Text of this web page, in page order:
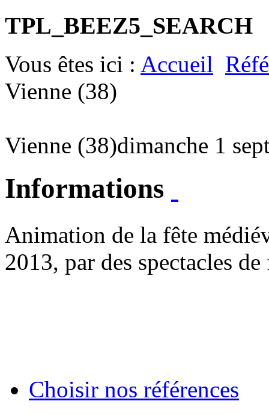
TPL_BEEZ5_SEARCH
Vous êtes ici : Accueil
Vienne (38)
Vienne (38)dimanche 1
Informations
Animation de la fête
2013, par des spectacles
Choisir nos références